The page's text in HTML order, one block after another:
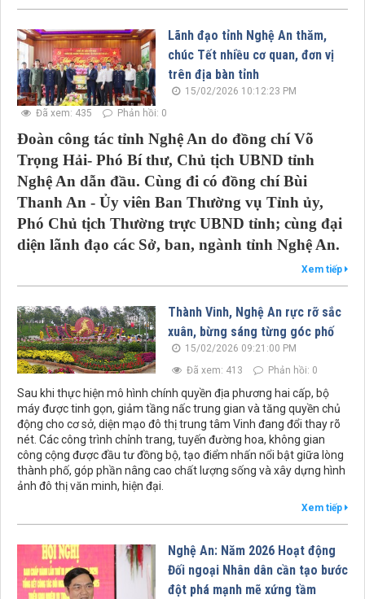
Lãnh đạo tỉnh Nghệ An thăm,
chúc Tết nhiều cơ quan, đơn vị
trên địa bàn tỉnh
15/02/2026 10:12:23 PM
Đã xem: 435
Phản hồi: 0
Đoàn công tác tỉnh Nghệ An do đồng chí Võ
Trọng Hải- Phó Bí thư, Chủ tịch UBND tỉnh
Nghệ An dẫn đầu. Cùng đi có đồng chí Bùi
Thanh An - Ủy viên Ban Thường vụ Tỉnh ủy,
Phó Chủ tịch Thường trực UBND tỉnh; cùng đại
diện lãnh đạo các Sở, ban, ngành tỉnh Nghệ An.
Xem tiếp
Thành Vinh, Nghệ An rực rỡ sắc
xuân, bừng sáng từng góc phố
15/02/2026 09:21:00 PM
Đã xem: 413
Phản hồi: 0
Sau khi thực hiện mô hình chính quyền địa phương hai cấp, bộ
máy được tinh gọn, giảm tầng nấc trung gian và tăng quyền chủ
động cho cơ sở, diện mạo đô thị trung tâm Vinh đang đổi thay rõ
nét. Các công trình chỉnh trang, tuyến đường hoa, không gian
công cộng được đầu tư đồng bộ, tạo điểm nhấn nổi bật giữa lòng
thành phố, góp phần nâng cao chất lượng sống và xây dựng hình
ảnh đô thị văn minh, hiện đại.
Xem tiếp
Nghệ An: Năm 2026 Hoạt động
Đối ngoại Nhân dân cần tạo bước
đột phá mạnh mẽ xứng tầm